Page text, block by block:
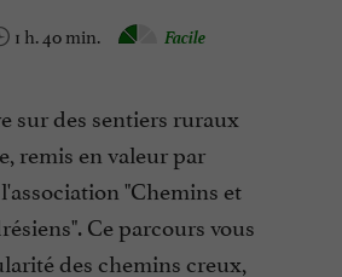
1 h. 40 min. Facile
sur des sentiers ruraux
remis en valeur par
"Chemins et
Ce parcours vous
des chemins creux,